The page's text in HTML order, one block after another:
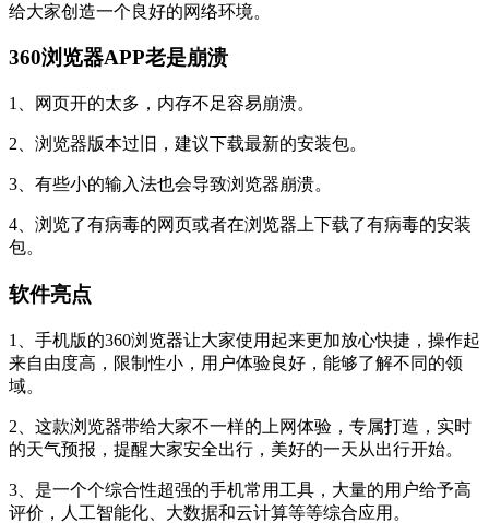
给大家创造一个良好的网络环境。
360浏览器APP老是崩溃
1、网页开的太多，内存不足容易崩溃。
2、浏览器版本过旧，建议下载最新的安装包。
3、有些小的输入法也会导致浏览器崩溃。
4、浏览了有病毒的网页或者在浏览器上下载了有病毒的安装
包。
软件亮点
1、手机版的360浏览器让大家使用起来更加放心快捷，操作起
来自由度高，限制性小，用户体验良好，能够了解不同的领
域。
2、这款浏览器带给大家不一样的上网体验，专属打造，实时
的天气预报，提醒大家安全出行，美好的一天从出行开始。
3、是一个个综合性超强的手机常用工具，大量的用户给予高
评价，人工智能化、大数据和云计算等等综合应用。